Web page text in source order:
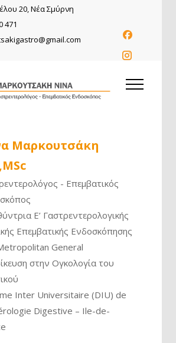
20, Νέα Σμύρνη
471
Μαρκουτσάκη
- Επεμβατικός
Ε’ Γαστρεντερολογικής
Επεμβατικής Ενδοσκόπησης
General
στην Ογκολογία του
Inter Universitaire (DIU) de
Digestive – Ile-de-